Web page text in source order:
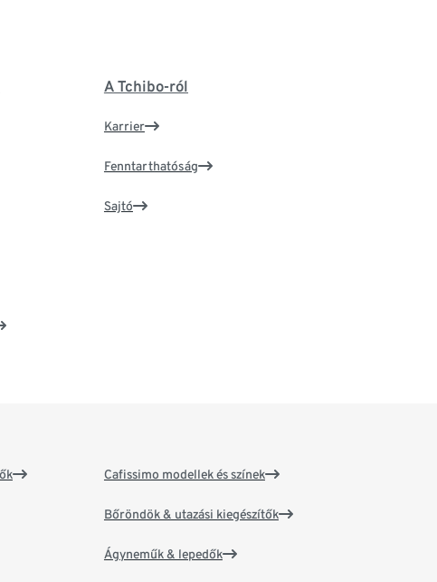
A Tchibo-ról
Karrier
Fenntarthatóság
Sajtó
Cafissimo modellek és színek
Bőröndök & utazási kiegészítők
Ágyneműk & lepedők